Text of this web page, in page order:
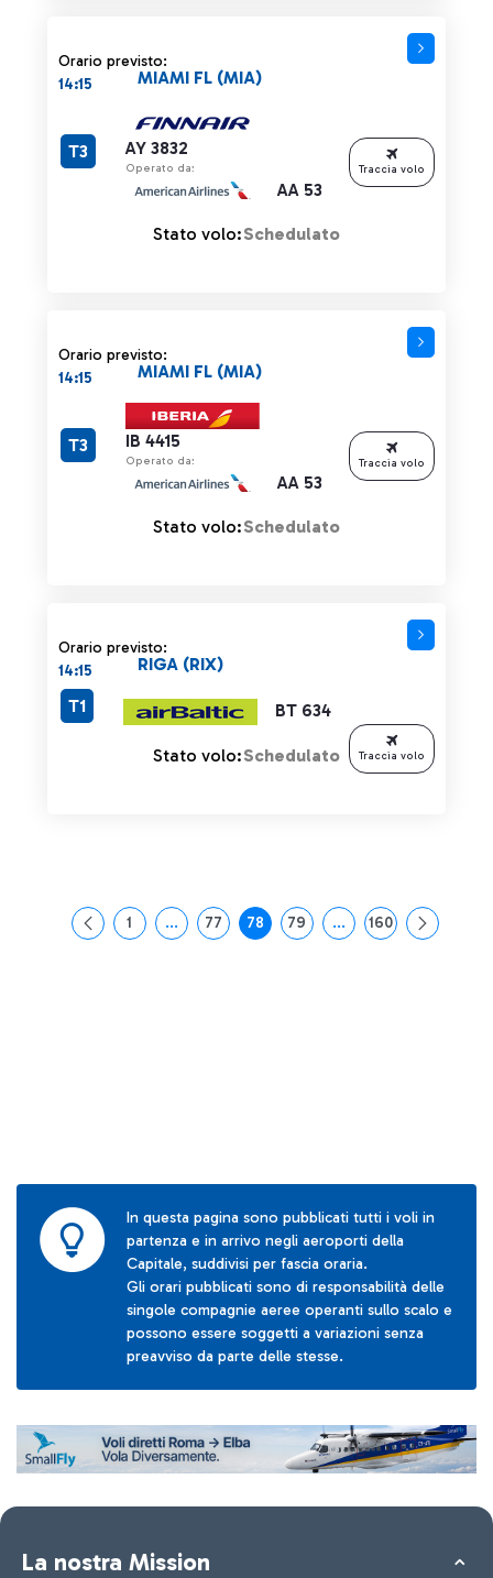
Orario previsto:
14:15
AY 3832
Operato da:
AA 53
MIAMI FL (MIA)
T3
Stato volo:Schedulato
Traccia volo
Orario previsto:
14:15
IB 4415
Operato da:
AA 53
MIAMI FL (MIA)
T3
Stato volo:Schedulato
Traccia volo
Orario previsto:
14:15
BT 634
RIGA (RIX)
T1
Stato volo:Schedulato Traccia volo
Pagina
1 ...Pagine intermedie Use TAB to navigate.
Pagina
77 Pagina
78 Pagina
79 ...Pagine intermedie
Pagina
160
In questa pagina sono pubblicati tutti i voli in
partenza e in arrivo negli aeroporti della
Capitale, suddivisi per fascia oraria.
Gli orari pubblicati sono di responsabilità delle
singole compagnie aeree operanti sullo scalo e
possono essere soggetti a variazioni senza
preavviso da parte delle stesse.
La nostra Mission